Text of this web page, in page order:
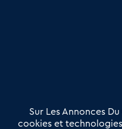
Offres Pro
Actualités
Qui sommes nous ?
Sur Les Annonces
cookies et